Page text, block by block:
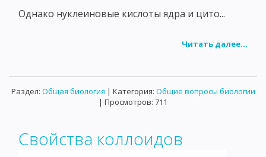
Однако нуклеиновые кислоты ядра и цито...
Читать далее...
Раздел: Общая биология | Категория: Общие вопросы биологии
| Просмотров: 711
Свойства коллоидов